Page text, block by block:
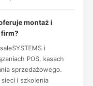
montaż i
firm?
i
POS, kasach
sprzedażowego.
i szkolenia